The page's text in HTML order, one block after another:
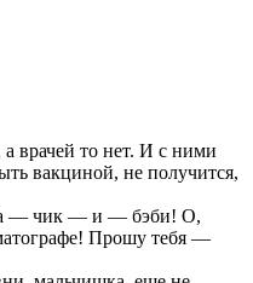
врачей то нет. И с ними
вакциной, не получится,
— чик — и — бэби! О,
Прошу тебя —